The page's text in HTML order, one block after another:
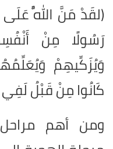
(لقَدْ مَنَّ اللَّهُ
رَسُولًا مِنْ
وَيُزَكِّيهِمْ
كَانُوا مِنْ قَبْلُ
ومن أهم